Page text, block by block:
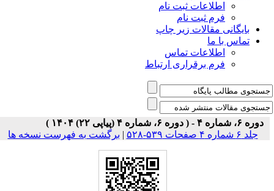
اطلاعات ثبت نام
فرم ثبت نام
بایگانی مقالات زیر چاپ
تماس با ما
اطلاعات تماس
فرم برقراری ارتباط
دوره ۶، شماره ۴ - ( دوره ۶، شماره ۴ (پیاپی ۲۲) ۱۴۰۴ )
جلد ۶ شماره ۴ صفحات ۵۳۹-۵۲۸
|برگشت به فهرست نسخه ها